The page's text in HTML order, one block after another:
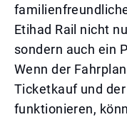
Etihad Rail nicht
sondern auch ein
Wenn der
Ticketkauf und
funktionieren,